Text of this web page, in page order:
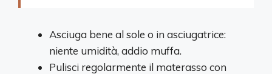
Asciuga bene al sole o in asciugatrice:
niente umidità, addio muffa.
Pulisci regolarmente il materasso con